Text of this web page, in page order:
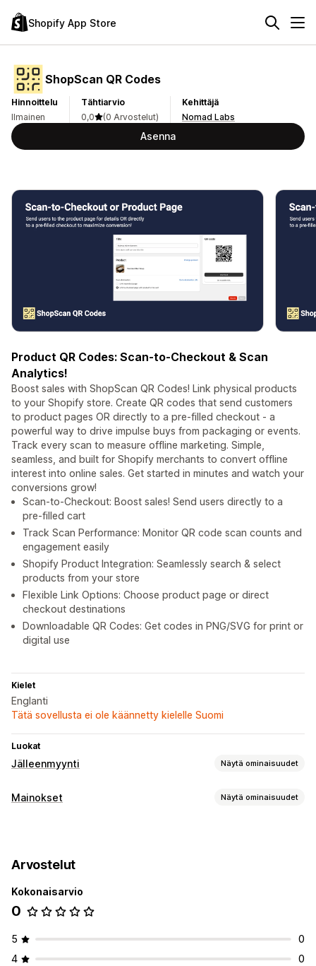
Shopify App Store
ShopScan QR Codes
Hinnoittelu
Ilmainen
Tähtiarvio
0,0
(0 Arvostelut)
Kehittäjä
Nomad Labs
Asenna
Product QR Codes: Scan-to-Checkout & Scan
Analytics!
Boost sales with ShopScan QR Codes! Link physical products
to your Shopify store. Create QR codes that send customers
to product pages OR directly to a pre-filled checkout - a
powerful way to drive impulse buys from packaging or events.
Track every scan to measure offline marketing. Simple,
seamless, and built for Shopify merchants to convert offline
interest into online sales. Get started in minutes and watch your
conversions grow!
Scan-to-Checkout: Boost sales! Send users directly to a
pre-filled cart
Track Scan Performance: Monitor QR code scan counts and
engagement easily
Shopify Product Integration: Seamlessly search & select
products from your store
Flexible Link Options: Choose product page or direct
checkout destinations
Downloadable QR Codes: Get codes in PNG/SVG for print or
digital use
Kielet
Englanti
Tätä sovellusta ei ole käännetty kielelle Suomi
Luokat
Jälleenmyynti Näytä ominaisuudet
POS
Mainokset Näytä ominaisuudet
Automaattiset kampanjat
Tehokkuuden analytiikka
Tehokkuuden seuranta Sitoutumisen mittarit
ROI-analyysi Konversioseuranta Näyttökertojen määrät
Arvostelut
Kokonaisarvio
0
5
0
4
0